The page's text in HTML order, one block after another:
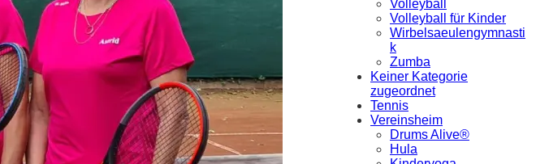
Volleyball
Volleyball für Kinder
Wirbelsaeulengymnasti
k
Zumba
Keiner Kategorie
zugeordnet
Tennis
Vereinsheim
Drums Alive®
Hula